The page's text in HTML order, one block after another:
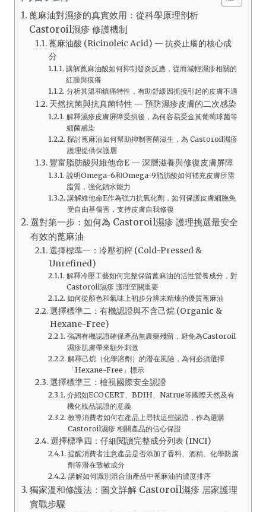
蓖麻油對濕疹的真實效用：從科學原理剖析
Castoroil濕疹 修護機制
蓖麻油酸 (Ricinoleic Acid) — 抗炎止癢的核心成
分
講解蓖麻油酸如何抑制發炎反應，從而減輕濕疹相關的
紅腫與痕癢
分析其溫和鎮痛特性，有助舒緩因抓撓引起的皮膚不適
天然抗菌與抗真菌特性 — 預防濕疹皮膚的二次感染
解釋濕疹皮膚屏障受損後，為何容易受金黃葡萄球菌等
細菌感染
探討蓖麻油如何幫助抑制害菌滋生，為 Castoroil濕疹
護理提供保護層
豐富脂肪酸與維他命E — 深層滋養與修復皮膚屏障
說明Omega-6和Omega-9脂肪酸如何補充皮膚所需
脂質，強化鎖水能力
講解維他命E作為強力抗氧化劑，如何保護皮膚細胞免
受自由基傷害，支持皮膚自我修復
選對第一步：如何為 Castoroil濕疹 護理挑選最安全
有效的蓖麻油
選擇標準一：冷壓初榨 (Cold-Pressed &
Unrefined)
解釋冷壓工藝如何完整保留蓖麻油的活性營養成分，對
Castoroil濕疹 護理至關重要
如何從顏色和氣味上初步分辨未精煉的優質蓖麻油
選擇標準二：有機認證與不含己烷 (Organic &
Hexane-Free)
強調有機認證確保產品無農藥殘留，避免為Castoroil
濕疹肌膚帶來額外刺激
解釋己烷（化學溶劑）的潛在風險，為何必須選擇
「Hexane-Free」標示
選擇標準三：檢視國際安全認證
介紹如ECOCERT、BDIH、Natrue等國際天然及有
機化妝品認證的意義
教導消費者如何在產品上尋找這些認證，作為選購
Castoroil濕疹 相關產品的信心保證
選擇標準四：仔細閱讀完整成分列表 (INCI)
提醒消費者注意產品是否添加了香料、酒精、化學防腐
劑等潛在致敏成分
講解如何識別混合油產品中蓖麻油的濃度排序
獨家溫和修護法：圖文詳解 Castoroil濕疹 居家護理
實戰步驟